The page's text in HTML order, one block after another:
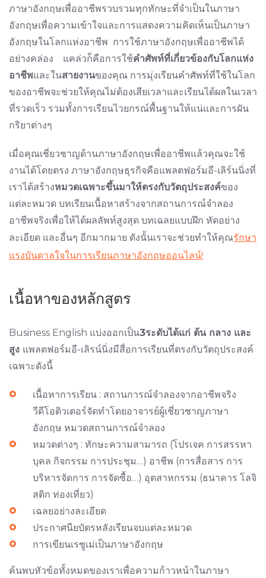
ภาษาอังกฤษเพื่ออาชีพรวบรวมทุกทักษะที่จำเป็นในภาษา
อังกฤษเพื่อความเข้าใจและการแสดงความคิดเห็นเป็นภาษา
อังกฤษในโลกแห่งอาชีพ การใช้ภาษาอังกฤษเพื่ออาชีพได้
อย่างคล่อง แคล่วก็คือการใช้คำศัพท์ที่เกี่ยวข้องกับโลกแห่ง
อาชีพและในสายงานของคุณ การมุ่งเรียนคำศัพท์ที่ใช้ในโลก
ของอาชีพจะช่วยให้คุณไม่ต้องเสียเวลาและเรียนได้ผลในเวลา
ที่รวดเร็ว รวมทั้งการเรียนไวยกรณ์พื้นฐานให้แน่และการผัน
กริยาต่างๆ
เมื่อคุณเชี่ยวชาญด้านภาษาอังกฤษเพื่ออาชีพแล้วคุณจะใช้
งานได้โดยตรง ภาษาอังกฤษธุรกิจคือแพลตฟอร์มอี-เลิร์นนิ่งที่
เราได้สร้างหมวดเฉพาะขึ้นมาให้ตรงกับวัตถุประสงค์ของ
แต่ละหมวด บทเรียนเนื้อหาสร้างจากสถานการณ์จำลอง
อาชีพจริงเพื่อให้ได้ผลลัพท์สูงสุด บทเฉลยแบบฝึก หัดอย่าง
ละเอียด และอื่นๆ อีกมากมาย ดังนั้นเราจะช่วยทำให้คุณรักษา
แรงบันดาลใจในการเรียนภาษาอังกฤษออนไลน์!
เนื้อหาของหลักสูตร
Business English แบ่งออกเป็น3ระดับได้แก่ ต้น กลาง และ
สูง แพลตฟอร์มอี-เลิรน์นิ่งมีสื่อการเรียนที่ตรงกับวัตถุประสงค์
เฉพาะดังนี้
เนื้อหาการเรียน : สถานการณ์จำลองจากอาชีพจริง
วีดีโอติวเตอร์จัดทำโดยอาจารย์ผู้เชี่ยวชาญภาษา
อังกฤษ หมวดสถานการณ์จำลอง
หมวดต่างๆ : ทักษะความสามารถ (โปรเจค การสรรหา
บุคล กิจกรรม การประชุม…) อาชีพ (การสื่อสาร การ
บริหารจัดการ การจัดซื้อ…) อุตสาหกรรม (ธนาคาร โลจิ
สติก ท่องเที่ยว)
เฉลยอย่างละเอียด
ประกาศนียบัตรหลังเรียนจบแต่ละหมวด
การเขียนเรซูเม่เป็นภาษาอังกฤษ
ค้นพบหัวข้อทั้งหมดของเราเพื่อความก้าวหน้าในภาษา